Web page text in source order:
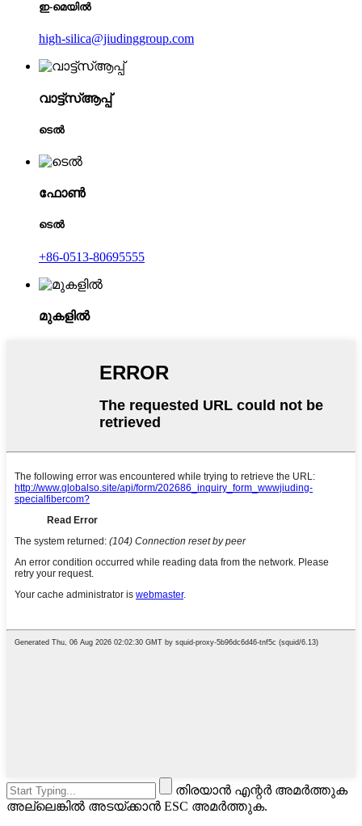
ഇ-മെയിൽ
high-silica@jiudinggroup.com
വാട്ട്‌സ്ആപ്പ്
ടെൽ
ഫോൺ
ടെൽ
+86-0513-80695555
മുകളിൽ
തിരയാൻ എന്റർ അമർത്തുക
അല്ലെങ്കിൽ അടയ്ക്കാൻ ESC അമർത്തുക.